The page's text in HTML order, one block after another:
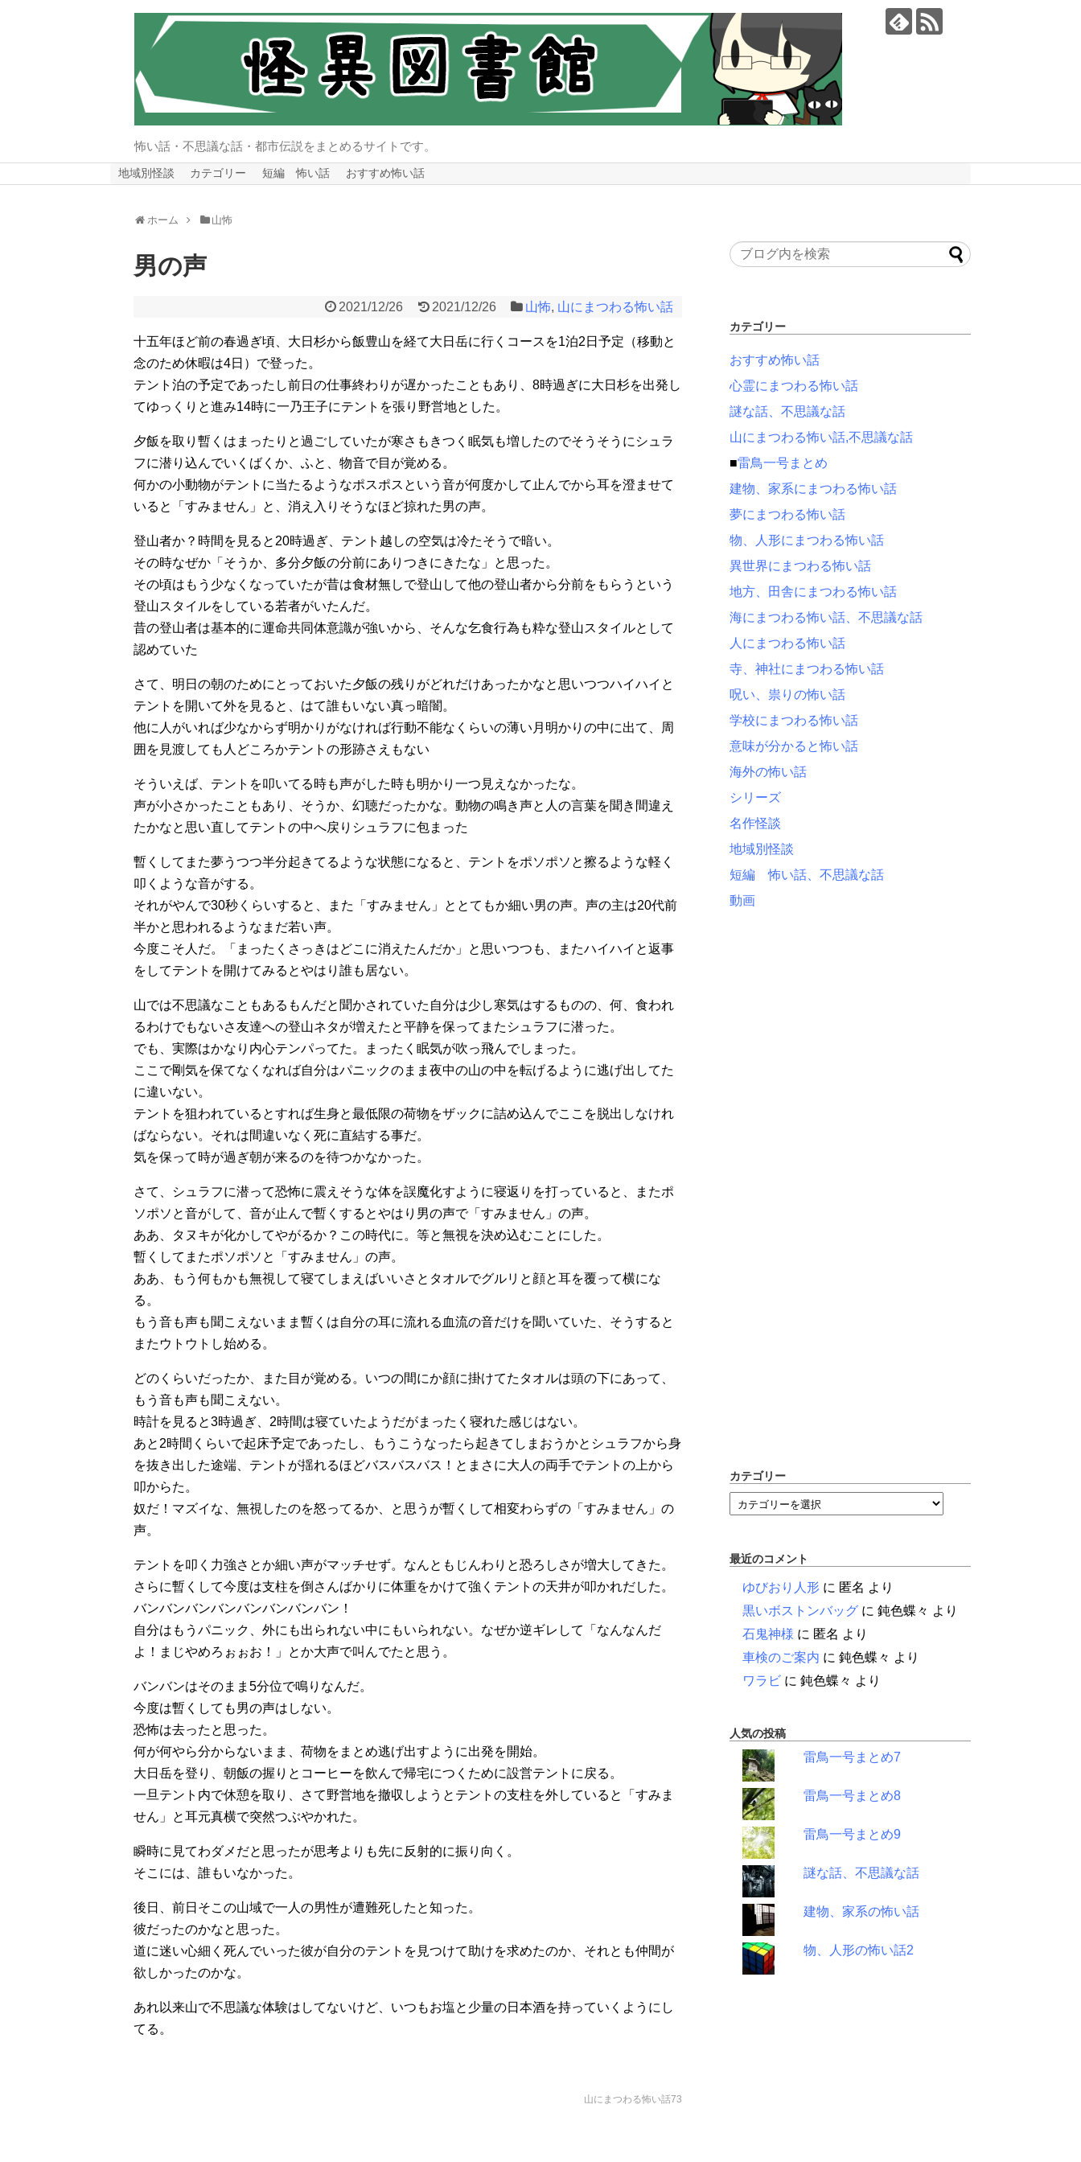
怖い話・不思議な話・都市伝説をまとめるサイトです。
地域別怪談 カテゴリー 短編 怖い話 おすすめ怖い話
ホーム 山怖
男の声
2021/12/26 2021/12/26 山怖, 山にまつわる怖い話
十五年ほど前の春過ぎ頃、大日杉から飯豊山を経て大日岳に行くコースを1泊2日予定（移動と
念のため休暇は4日）で登った。
テント泊の予定であったし前日の仕事終わりが遅かったこともあり、8時過ぎに大日杉を出発し
てゆっくりと進み14時に一乃王子にテントを張り野営地とした。
夕飯を取り暫くはまったりと過ごしていたが寒さもきつく眠気も増したのでそうそうにシュラ
フに潜り込んでいくばくか、ふと、物音で目が覚める。
何かの小動物がテントに当たるようなポスポスという音が何度かして止んでから耳を澄ませて
いると「すみません」と、消え入りそうなほど掠れた男の声。
登山者か？時間を見ると20時過ぎ、テント越しの空気は冷たそうで暗い。
その時なぜか「そうか、多分夕飯の分前にありつきにきたな」と思った。
その頃はもう少なくなっていたが昔は食材無しで登山して他の登山者から分前をもらうという
登山スタイルをしている若者がいたんだ。
昔の登山者は基本的に運命共同体意識が強いから、そんな乞食行為も粋な登山スタイルとして
認めていた
さて、明日の朝のためにとっておいた夕飯の残りがどれだけあったかなと思いつつハイハイと
テントを開いて外を見ると、はて誰もいない真っ暗闇。
他に人がいれば少なからず明かりがなければ行動不能なくらいの薄い月明かりの中に出て、周
囲を見渡しても人どころかテントの形跡さえもない
そういえば、テントを叩いてる時も声がした時も明かり一つ見えなかったな。
声が小さかったこともあり、そうか、幻聴だったかな。動物の鳴き声と人の言葉を聞き間違え
たかなと思い直してテントの中へ戻りシュラフに包まった
暫くしてまた夢うつつ半分起きてるような状態になると、テントをポソポソと擦るような軽く
叩くような音がする。
それがやんで30秒くらいすると、また「すみません」ととてもか細い男の声。声の主は20代前
半かと思われるようなまだ若い声。
今度こそ人だ。「まったくさっきはどこに消えたんだか」と思いつつも、またハイハイと返事
をしてテントを開けてみるとやはり誰も居ない。
山では不思議なこともあるもんだと聞かされていた自分は少し寒気はするものの、何、食われ
るわけでもないさ友達への登山ネタが増えたと平静を保ってまたシュラフに潜った。
でも、実際はかなり内心テンパってた。まったく眠気が吹っ飛んでしまった。
ここで剛気を保てなくなれば自分はパニックのまま夜中の山の中を転げるように逃げ出してた
に違いない。
テントを狙われているとすれば生身と最低限の荷物をザックに詰め込んでここを脱出しなけれ
ばならない。それは間違いなく死に直結する事だ。
気を保って時が過ぎ朝が来るのを待つかなかった。
さて、シュラフに潜って恐怖に震えそうな体を誤魔化すように寝返りを打っていると、またポ
ソポソと音がして、音が止んで暫くするとやはり男の声で「すみません」の声。
ああ、タヌキが化かしてやがるか？この時代に。等と無視を決め込むことにした。
暫くしてまたポソポソと「すみません」の声。
ああ、もう何もかも無視して寝てしまえばいいさとタオルでグルリと顔と耳を覆って横にな
る。
もう音も声も聞こえないまま暫くは自分の耳に流れる血流の音だけを聞いていた、そうすると
またウトウトし始める。
どのくらいだったか、また目が覚める。いつの間にか顔に掛けてたタオルは頭の下にあって、
もう音も声も聞こえない。
時計を見ると3時過ぎ、2時間は寝ていたようだがまったく寝れた感じはない。
あと2時間くらいで起床予定であったし、もうこうなったら起きてしまおうかとシュラフから身
を抜き出した途端、テントが揺れるほどバスバスバス！とまさに大人の両手でテントの上から
叩からた。
奴だ！マズイな、無視したのを怒ってるか、と思うが暫くして相変わらずの「すみません」の
声。
テントを叩く力強さとか細い声がマッチせず。なんともじんわりと恐ろしさが増大してきた。
さらに暫くして今度は支柱を倒さんばかりに体重をかけて強くテントの天井が叩かれだした。
バンバンバンバンバンバンバンバン！
自分はもうパニック、外にも出られない中にもいられない。なぜか逆ギレして「なんなんだ
よ！まじやめろぉぉお！」とか大声で叫んでたと思う。
バンバンはそのまま5分位で鳴りなんだ。
今度は暫くしても男の声はしない。
恐怖は去ったと思った。
何が何やら分からないまま、荷物をまとめ逃げ出すように出発を開始。
大日岳を登り、朝飯の握りとコーヒーを飲んで帰宅につくために設営テントに戻る。
一旦テント内で休憩を取り、さて野営地を撤収しようとテントの支柱を外していると「すみま
せん」と耳元真横で突然つぶやかれた。
瞬時に見てわダメだと思ったが思考よりも先に反射的に振り向く。
そこには、誰もいなかった。
後日、前日そこの山域で一人の男性が遭難死したと知った。
彼だったのかなと思った。
道に迷い心細く死んでいった彼が自分のテントを見つけて助けを求めたのか、それとも仲間が
欲しかったのかな。
あれ以来山で不思議な体験はしてないけど、いつもお塩と少量の日本酒を持っていくようにし
てる。
山にまつわる怖い話73
カテゴリー
おすすめ怖い話
心霊にまつわる怖い話
謎な話、不思議な話
山にまつわる怖い話,不思議な話
■雷鳥一号まとめ
建物、家系にまつわる怖い話
夢にまつわる怖い話
物、人形にまつわる怖い話
異世界にまつわる怖い話
地方、田舎にまつわる怖い話
海にまつわる怖い話、不思議な話
人にまつわる怖い話
寺、神社にまつわる怖い話
呪い、祟りの怖い話
学校にまつわる怖い話
意味が分かると怖い話
海外の怖い話
シリーズ
名作怪談
地域別怪談
短編 怖い話、不思議な話
動画
カテゴリー
最近のコメント
ゆびおり人形 に 匿名 より
黒いボストンバッグ に 鈍色蝶々 より
石鬼神様 に 匿名 より
車検のご案内 に 鈍色蝶々 より
ワラビ に 鈍色蝶々 より
人気の投稿
雷鳥一号まとめ7
雷鳥一号まとめ8
雷鳥一号まとめ9
謎な話、不思議な話
建物、家系の怖い話
物、人形の怖い話2